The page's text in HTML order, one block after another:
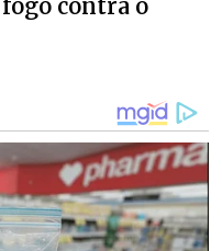
contra o